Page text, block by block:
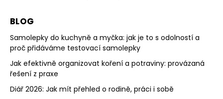
BLOG
Samolepky do kuchyně a myčka: jak je to s odolností a
proč přidáváme testovací samolepky
Jak efektivně organizovat koření a potraviny: provázaná
řešení z praxe
Diář 2026: Jak mít přehled o rodině, práci i sobě